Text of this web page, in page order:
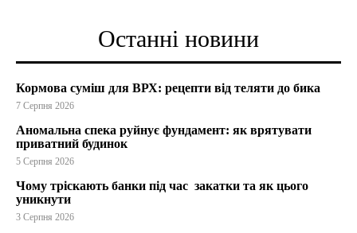
Останні новини
Кормова суміш для ВРХ: рецепти від теляти до бика
7 Серпня 2026
Аномальна спека руйнує фундамент: як врятувати
приватний будинок
5 Серпня 2026
Чому тріскають банки під час закатки та як цього
уникнути
3 Серпня 2026